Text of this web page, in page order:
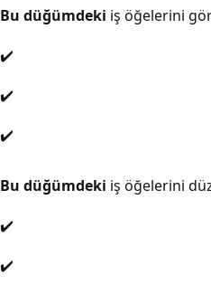
Bu düğümdeki iş öğelerini
✔️
✔️
✔️
Bu düğümdeki iş öğelerini
✔️
✔️